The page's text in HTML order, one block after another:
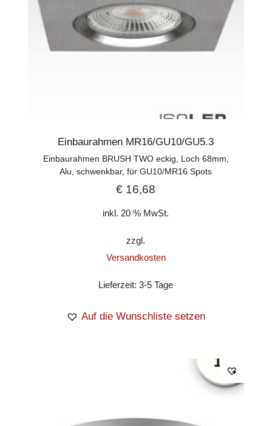
Einbaurahmen MR16/GU10/GU5.3
Einbaurahmen BRUSH TWO eckig, Loch 68mm,
Alu, schwenkbar, für GU10/MR16 Spots
€ 16,68
inkl. 20 % MwSt.
zzgl.
Versandkosten
Lieferzeit:3-5 Tage
Auf die Wunschliste setzen